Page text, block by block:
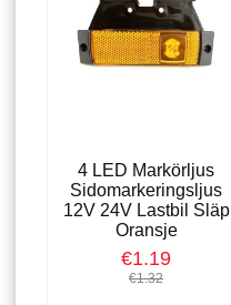
4 LED Markörljus
Sidomarkeringsljus
12V 24V Lastbil Släp
Oransje
€1.19
€1.32